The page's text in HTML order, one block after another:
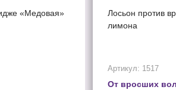
«Медовая»
Лосьон против
лимона
Артикул: 1517
От вросших